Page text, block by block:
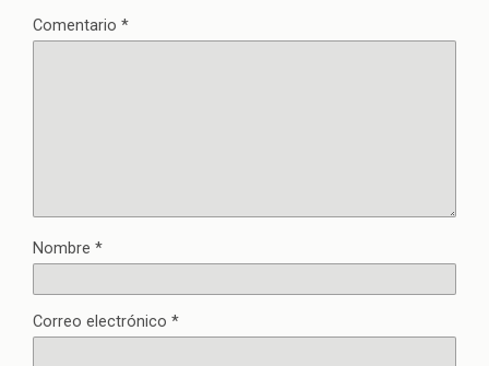
Comentario *
Nombre *
Correo electrónico *